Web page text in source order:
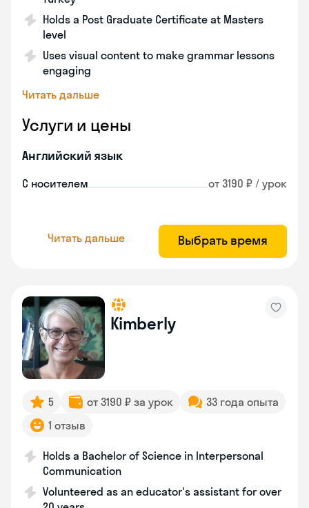
Holds a Post Graduate Certificate at Masters
level
Uses visual content to make grammar lessons
engaging
Читать дальше
Услуги и цены
Английский язык
С носителем от 3190 ₽ / урок
Читать дальше Выбрать время
Kimberly
5 от 3190 ₽ за урок
33 года опыта
1 отзыв
Holds a Bachelor of Science in Interpersonal
Communication
Volunteered as an educator's assistant for over